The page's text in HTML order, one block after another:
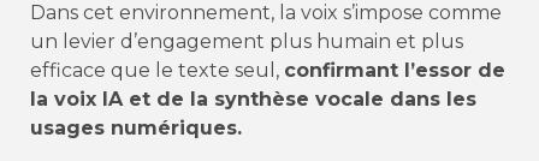
Dans cet environnement, la voix s’impose comme
un levier d’engagement plus humain et plus
efficace que le texte seul, confirmant l’essor de
la voix IA et de la synthèse vocale dans les
usages numériques.